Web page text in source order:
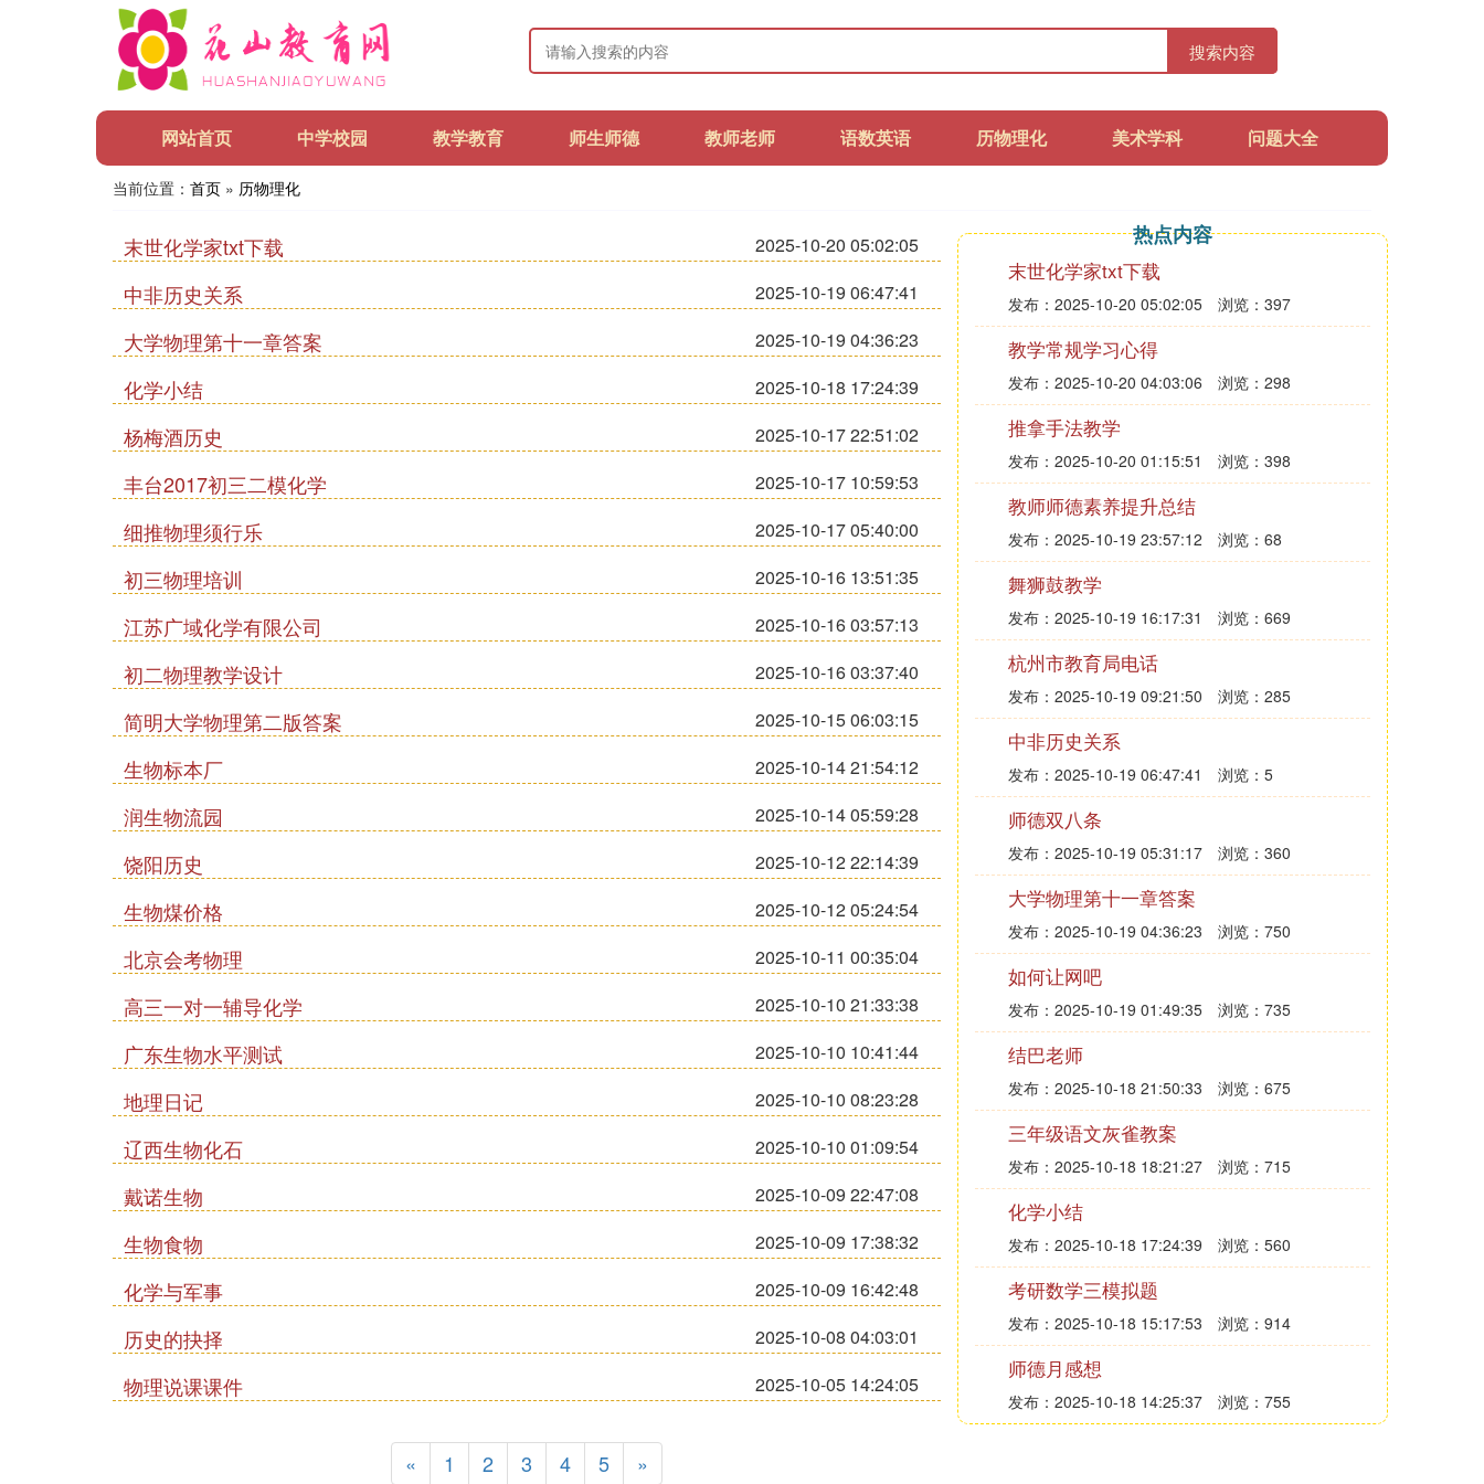
搜索内容
网站首页 中学校园 教学教育 师生师德 教师老师 语数英语 历物理化 美术学科 问题大全
当前位置： 首页 » 历物理化
末世化学家txt下载 2025-10-20 05:02:05
中非历史关系 2025-10-19 06:47:41
大学物理第十一章答案 2025-10-19 04:36:23
化学小结 2025-10-18 17:24:39
杨梅酒历史 2025-10-17 22:51:02
丰台2017初三二模化学 2025-10-17 10:59:53
细推物理须行乐 2025-10-17 05:40:00
初三物理培训 2025-10-16 13:51:35
江苏广域化学有限公司 2025-10-16 03:57:13
初二物理教学设计 2025-10-16 03:37:40
简明大学物理第二版答案 2025-10-15 06:03:15
生物标本厂 2025-10-14 21:54:12
润生物流园 2025-10-14 05:59:28
饶阳历史 2025-10-12 22:14:39
生物煤价格 2025-10-12 05:24:54
北京会考物理 2025-10-11 00:35:04
高三一对一辅导化学 2025-10-10 21:33:38
广东生物水平测试 2025-10-10 10:41:44
地理日记 2025-10-10 08:23:28
辽西生物化石 2025-10-10 01:09:54
戴诺生物 2025-10-09 22:47:08
生物食物 2025-10-09 17:38:32
化学与军事 2025-10-09 16:42:48
历史的抉择 2025-10-08 04:03:01
物理说课课件 2025-10-05 14:24:05
« 1 2 3 4 5 »
热点内容
末世化学家txt下载
发布：2025-10-20 05:02:05 浏览：397
教学常规学习心得
发布：2025-10-20 04:03:06 浏览：298
推拿手法教学
发布：2025-10-20 01:15:51 浏览：398
教师师德素养提升总结
发布：2025-10-19 23:57:12 浏览：68
舞狮鼓教学
发布：2025-10-19 16:17:31 浏览：669
杭州市教育局电话
发布：2025-10-19 09:21:50 浏览：285
中非历史关系
发布：2025-10-19 06:47:41 浏览：5
师德双八条
发布：2025-10-19 05:31:17 浏览：360
大学物理第十一章答案
发布：2025-10-19 04:36:23 浏览：750
如何让网吧
发布：2025-10-19 01:49:35 浏览：735
结巴老师
发布：2025-10-18 21:50:33 浏览：675
三年级语文灰雀教案
发布：2025-10-18 18:21:27 浏览：715
化学小结
发布：2025-10-18 17:24:39 浏览：560
考研数学三模拟题
发布：2025-10-18 15:17:53 浏览：914
师德月感想
发布：2025-10-18 14:25:37 浏览：755